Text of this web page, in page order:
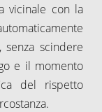
vicinale con la
senza scindere
e il momento
del rispetto